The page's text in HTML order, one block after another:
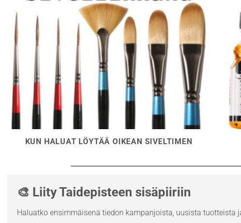
KUN HALUAT LÖYTÄÄ OIKEAN SIVELTIMEN
🎨 Liity Taidepisteen sisäpiiriin
Haluatko ensimmäisenä tiedon kampanjoista, uusista tuotteista